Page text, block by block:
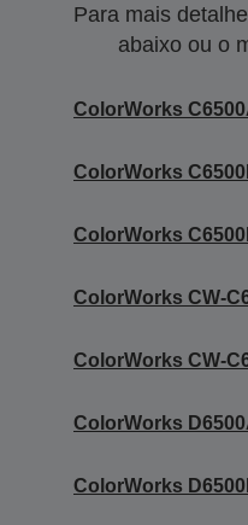
Para mais
abaixo ou o
ColorWorks
ColorWorks
ColorWorks
ColorWorks CW-
ColorWorks CW-
ColorWorks
ColorWorks